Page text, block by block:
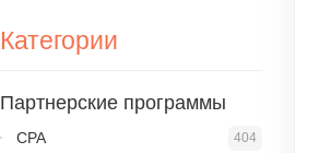
Категории
Партнерские программы
404
CPA